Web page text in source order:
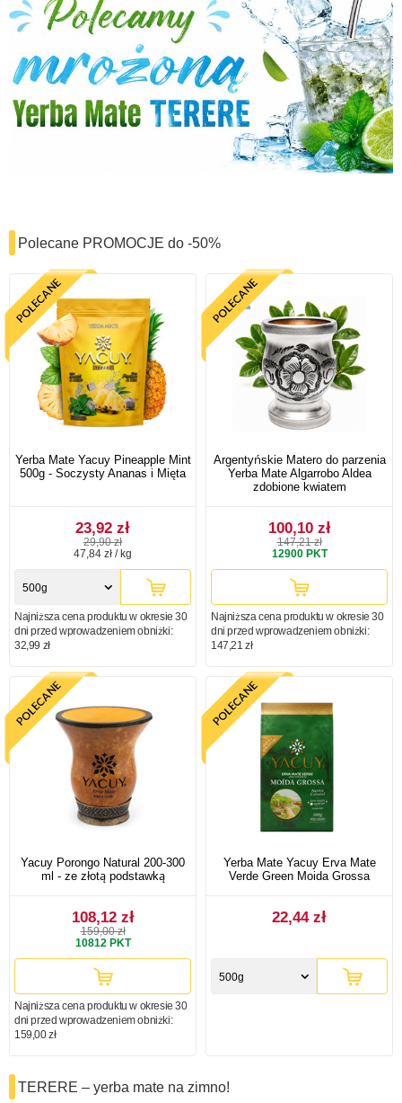
Polecane PROMOCJE do -50%
Yerba Mate Yacuy Pineapple Mint
500g - Soczysty Ananas i Mięta
23,92 zł
29,90 zł
47,84 zł / kg
500g
Najniższa cena produktu w okresie 30
dni przed wprowadzeniem obniżki:
32,99 zł
Argentyńskie Matero do parzenia
Yerba Mate Algarrobo Aldea
zdobione kwiatem
100,10 zł
147,21 zł
12900PKT
Najniższa cena produktu w okresie 30
dni przed wprowadzeniem obniżki:
147,21 zł
Yacuy Porongo Natural 200-300
ml - ze złotą podstawką
108,12 zł
159,00 zł
10812PKT
Najniższa cena produktu w okresie 30
dni przed wprowadzeniem obniżki:
159,00 zł
Yerba Mate Yacuy Erva Mate
Verde Green Moida Grossa
22,44 zł
500g
TERERE – yerba mate na zimno!